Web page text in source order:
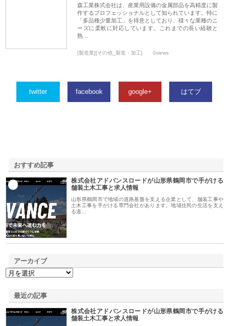
森工業株式会社は、産業用設備の金属部品を高精度に製
作するプロフェッショナルとして知られています。特に
「多品種少量加工」を得意としており、様々な業種のニ
ーズに柔軟に対応しています。これまでの長い経験と
熟…
[製造業][その他_製造・加工] 0views
twitter facebook google+ はてブ
おすすめ記事
株式会社アドバンスロードが山形県鶴岡市で手がける
舗装土木工事と求人情報
山形県鶴岡市で地域の道路基盤を支える企業として、舗装工事や
土木工事を手がける専門会社があります。地域住民の生活を支え
る道…
アーカイブ
最近の記事
株式会社アドバンスロードが山形県鶴岡市で手がける
舗装土木工事と求人情報